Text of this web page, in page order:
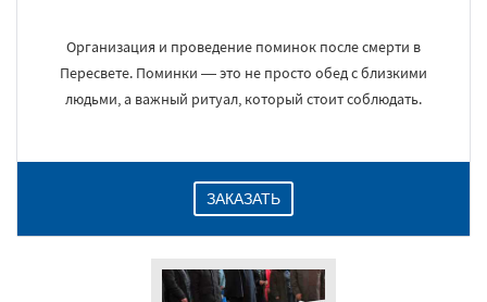
Организация и проведение поминок после смерти в
Пересвете. Поминки — это не просто обед с близкими
людьми, а важный ритуал, который стоит соблюдать.
ЗАКАЗАТЬ